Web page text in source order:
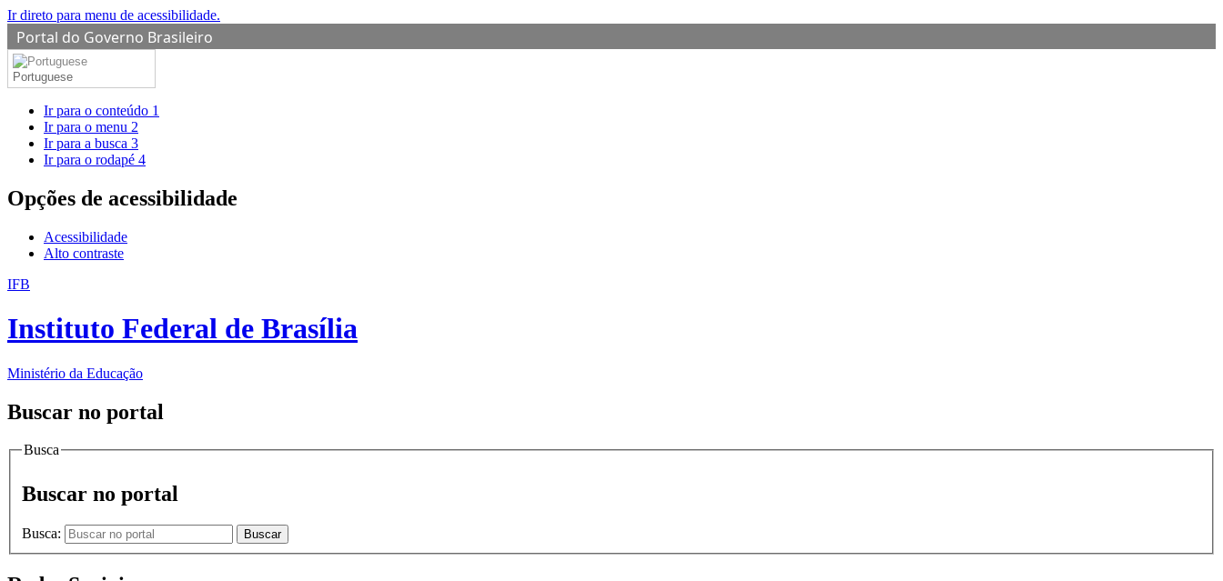
Ir direto para menu de acessibilidade.
Portal do Governo Brasileiro
Portuguese
Ir para o conteúdo 1
Ir para o menu 2
Ir para a busca 3
Ir para o rodapé 4
Opções de acessibilidade
Acessibilidade
Alto contraste
IFB
Instituto Federal de Brasília
Ministério da Educação
Buscar no portal
Busca
Buscar no portal
Busca: Buscar